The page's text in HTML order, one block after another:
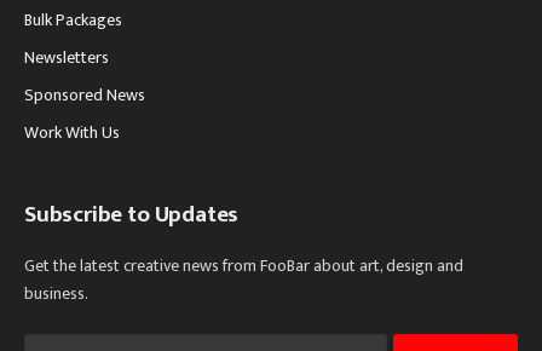
Bulk Packages
Newsletters
Sponsored News
Work With Us
Subscribe to Updates
Get the latest creative news from FooBar about art, design and
business.